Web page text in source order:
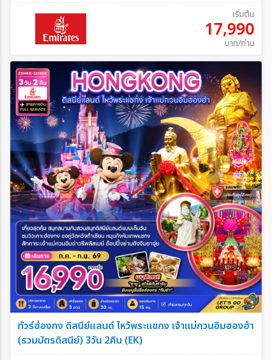
เริ่มต้น
17,990
บาท/ท่าน
ทัวร์ฮ่องกง ดิสนีย์แลนด์ ไหว้พระแชกง เจ้าแม่กวนอิมฮองฮำ
(รวมบัตรดิสนีย์) 3วัน 2คืน (EK)